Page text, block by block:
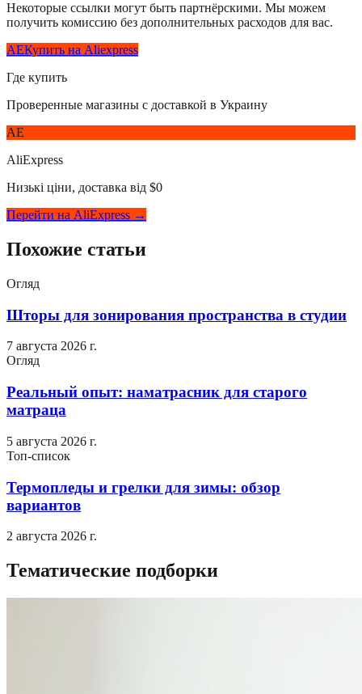
Некоторые ссылки могут быть партнёрскими. Мы можем
получить комиссию без дополнительных расходов для вас.
AEКупить на Aliexpress
Где купить
Проверенные магазины с доставкой в Украину
AE
AliExpress
Низькі ціни, доставка від $0
Перейти на AliExpress →
Похожие статьи
Огляд
Шторы для зонирования пространства в студии
7 августа 2026 г.
Огляд
Реальный опыт: наматрасник для старого
матраца
5 августа 2026 г.
Топ-список
Термопледы и грелки для зимы: обзор
вариантов
2 августа 2026 г.
Тематические подборки